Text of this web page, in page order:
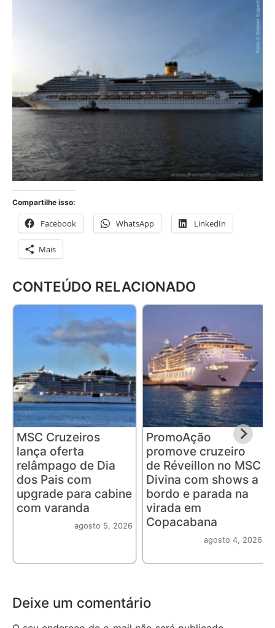
Compartilhe isso:
Facebook WhatsApp LinkedIn
Mais
CONTEÚDO RELACIONADO
MSC Cruzeiros
lança oferta
relâmpago de Dia
dos Pais com
upgrade para cabine
com varanda
agosto 5, 2026
PromoAção
promove cruzeiro
de Réveillon no MSC
Divina com shows a
bordo e parada na
virada em
Copacabana
agosto 4, 2026
Deixe um comentário